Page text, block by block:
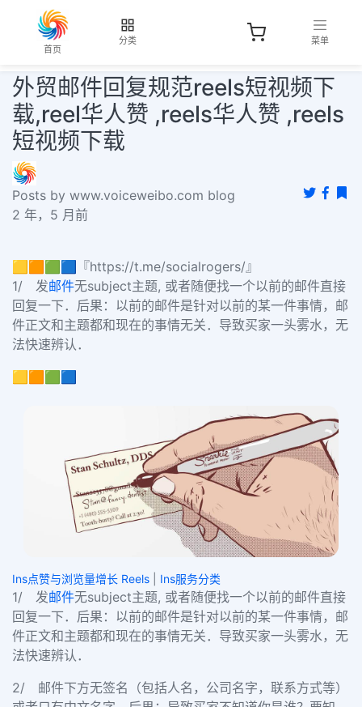
首页
分类 菜单
外贸邮件回复规范reels短视频下
载,reel华人赞 ,reels华人赞 ,reels
短视频下载
Posts by www.voiceweibo.com blog
2 年，5 月前
🟨🟧🟩🟦『https://t.me/socialrogers/』
1/ 发邮件无subject主题, 或者随便找一个以前的邮件直接
回复一下． 后果：以前的邮件是针对以前的某一件事情，邮
件正文和主题都和现在的事情无关．导致买家一头雾水，无
法快速辨认．
🟨🟧🟩🟦
Ins点赞与浏览量增长 Reels Ins服务分类
1/ 发邮件无subject主题, 或者随便找一个以前的邮件直接
回复一下． 后果：以前的邮件是针对以前的某一件事情，邮
件正文和主题都和现在的事情无关．导致买家一头雾水，无
法快速辨认．
2/ 邮件下方无签名（包括人名，公司名字，联系方式等）